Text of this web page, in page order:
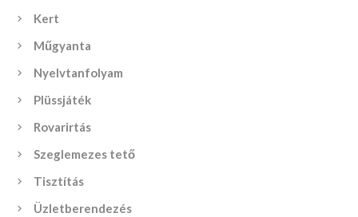
Kert
Műgyanta
Nyelvtanfolyam
Plüssjáték
Rovarirtás
Szeglemezes tető
Tisztítás
Üzletberendezés